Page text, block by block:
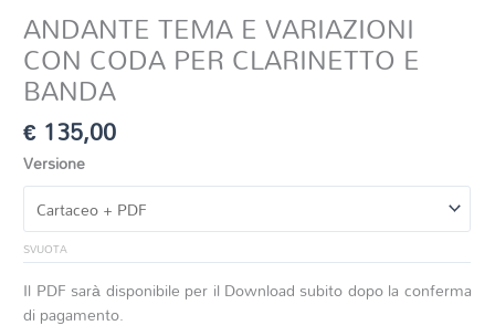
ANDANTE TEMA E VARIAZIONI
CON CODA PER CLARINETTO E
BANDA
€ 135,00
Versione
SVUOTA
Il PDF sarà disponibile per il Download subito dopo la conferma
di pagamento.